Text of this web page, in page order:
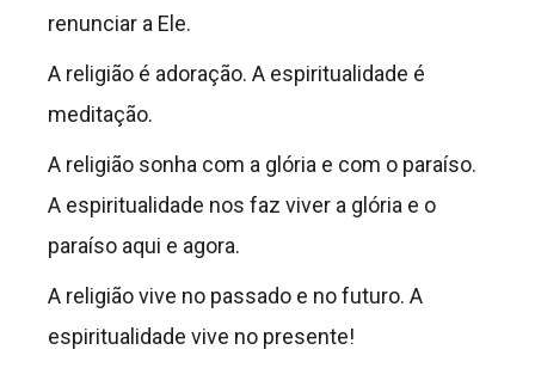
renunciar a Ele.
A religião é adoração. A espiritualidade é
meditação.
A religião sonha com a glória e com o paraíso.
A espiritualidade nos faz viver a glória e o
paraíso aqui e agora.
A religião vive no passado e no futuro. A
espiritualidade vive no presente!